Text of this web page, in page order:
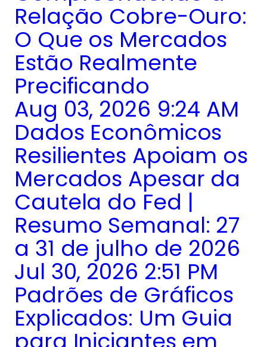
Relação Cobre-Ouro:
O Que os Mercados
Estão Realmente
Precificando
Aug 03, 2026 9:24 AM
Dados Econômicos
Resilientes Apoiam os
Mercados Apesar da
Cautela do Fed |
Resumo Semanal: 27
a 31 de julho de 2026
Jul 30, 2026 2:51 PM
Padrões de Gráficos
Explicados: Um Guia